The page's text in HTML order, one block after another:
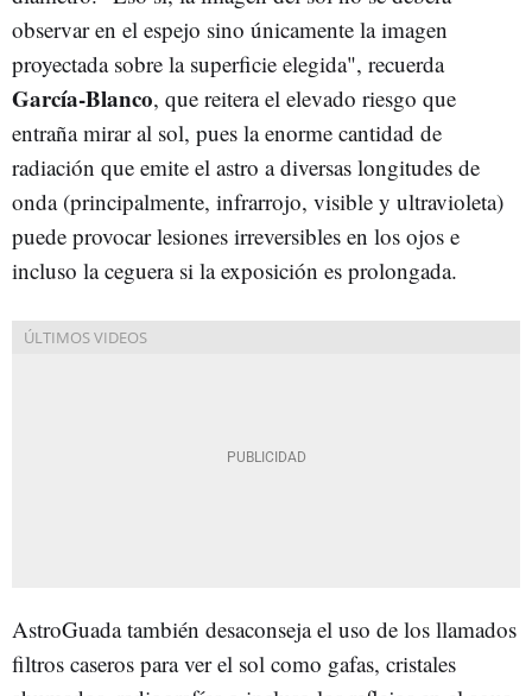
observar en el espejo sino únicamente la imagen
proyectada sobre la superficie elegida", recuerda
García-Blanco, que reitera el elevado riesgo que
entraña mirar al sol, pues la enorme cantidad de
radiación que emite el astro a diversas longitudes de
onda (principalmente, infrarrojo, visible y ultravioleta)
puede provocar lesiones irreversibles en los ojos e
incluso la ceguera si la exposición es prolongada.
AstroGuada también desaconseja el uso de los llamados
filtros caseros para ver el sol como gafas, cristales